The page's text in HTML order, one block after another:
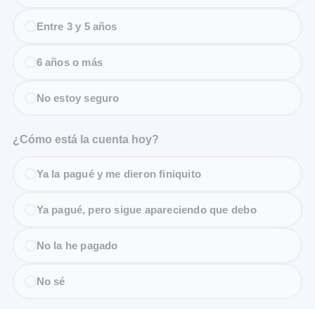
Entre 3 y 5 años
6 años o más
No estoy seguro
¿Cómo está la cuenta hoy?
Ya la pagué y me dieron finiquito
Ya pagué, pero sigue apareciendo que debo
No la he pagado
No sé